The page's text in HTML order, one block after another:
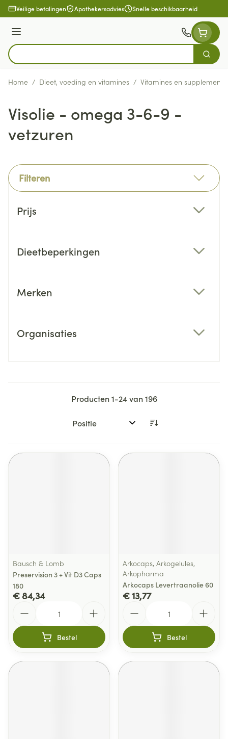
Ga naar de inhoud
Veilige betalingen Apothekersadvies Snelle beschikbaarheid
Menu
Product, merk, categorie...
Zoek
Home / Dieet, voeding en vitamines / Vitamines en
Visolie - omega 3-6-9 -
vetzuren
Filteren
Prijs
Dieetbeperkingen
Merken
Organisaties
Producten1-24van196
Sorteer op:
Bausch & Lomb
Preservision 3 + Vit D3 Caps
180
€ 84,34
Bestel
Arkocaps, Arkogelules,
Arkopharma
Arkocaps Levertraanolie 60
€ 13,77
Bestel